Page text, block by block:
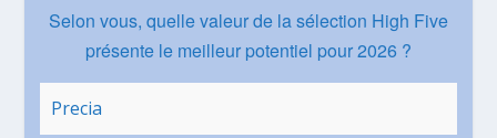
Selon vous, quelle valeur de la sélection High Five
présente le meilleur potentiel pour 2026 ?
Precia